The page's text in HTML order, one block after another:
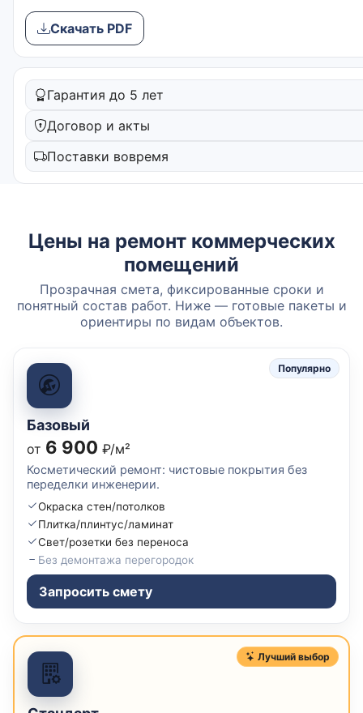
Скачать PDF
Гарантия до 5 лет
Договор и акты
Поставки вовремя
Цены на ремонт коммерческих
помещений
Прозрачная смета, фиксированные сроки и
понятный состав работ. Ниже — готовые пакеты и
ориентиры по видам объектов.
Популярно
Базовый
от 6 900 ₽/м²
Косметический ремонт: чистовые покрытия без
переделки инженерии.
Окраска стен/потолков
Плитка/плинтус/ламинат
Свет/розетки без переноса
Без демонтажа перегородок
Запросить смету
Лучший выбор